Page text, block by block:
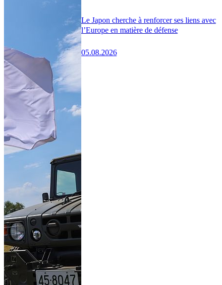
Le Japon cherche à renforcer ses liens avec
l’Europe en matière de défense
05.08.2026